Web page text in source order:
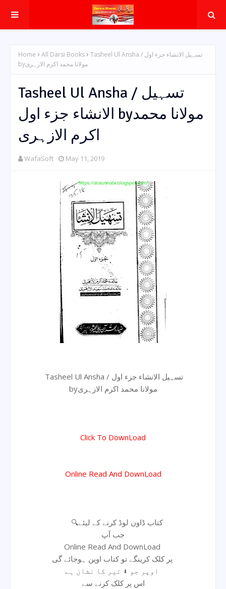
Home All Darsi Books
Tasheel Ul Ansha / تسہیل الانشاء جزء اول
byمولانا محمد اکرم الازہری
Tasheel Ul Ansha / تسہیل
الانشاء جزء اول byمولانا محمد
اکرم الازہری
WafaSoft May 11, 2019
Tasheel Ul Ansha / تسہیل الانشاء جزء اول
byمولانا محمد اکرم الازہری
Click To DownLoad
Online Read And DownLoad
🔍کتاب ڈاون لوڈ کرنے کے لیئے
جب آپ
Online Read And DownLoad
اس پر کلک کرنے سے